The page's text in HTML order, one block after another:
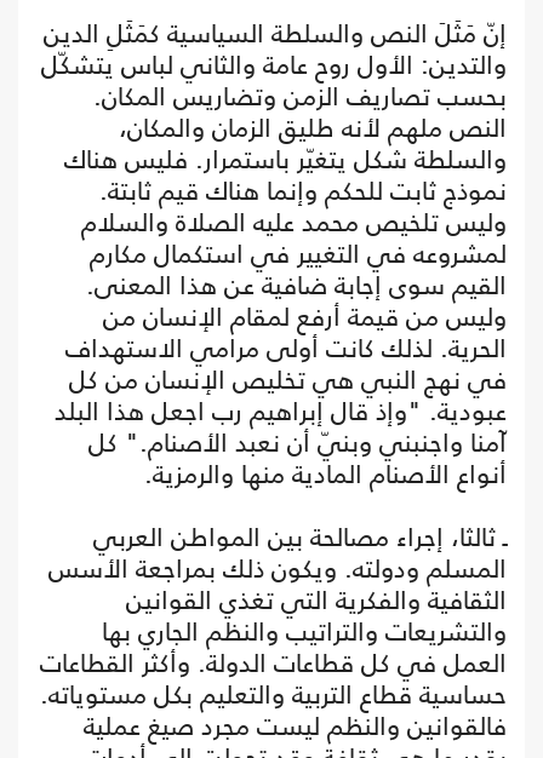
إنّ مَثَلَ النص والسلطة السياسية كمَثَلِ الدين
والتدين: الأول روح عامة والثاني لباس يتشكّل
بحسب تصاريف الزمن وتضاريس المكان.
النص ملهم لأنه طليق الزمان والمكان،
والسلطة شكل يتغيّر باستمرار. فليس هناك
نموذج ثابت للحكم وإنما هناك قيم ثابتة.
وليس تلخيص محمد عليه الصلاة والسلام
لمشروعه في التغيير في استكمال مكارم
القيم سوى إجابة ضافية عن هذا المعنى.
وليس من قيمة أرفع لمقام الإنسان من
الحرية. لذلك كانت أولى مرامي الاستهداف
في نهج النبي هي تخليص الإنسان من كل
عبودية. "وإذ قال إبراهيم رب اجعل هذا البلد
آمنا واجنبني وبنيّ أن نعبد الأصنام." كل
أنواع الأصنام المادية منها والرمزية.
ـ ثالثا، إجراء مصالحة بين المواطن العربي
المسلم ودولته. ويكون ذلك بمراجعة الأسس
الثقافية والفكرية التي تغذي القوانين
والتشريعات والتراتيب والنظم الجاري بها
العمل في كل قطاعات الدولة. وأكثر القطاعات
حساسية قطاع التربية والتعليم بكل مستوياته.
فالقوانين والنظم ليست مجرد صيغ عملية